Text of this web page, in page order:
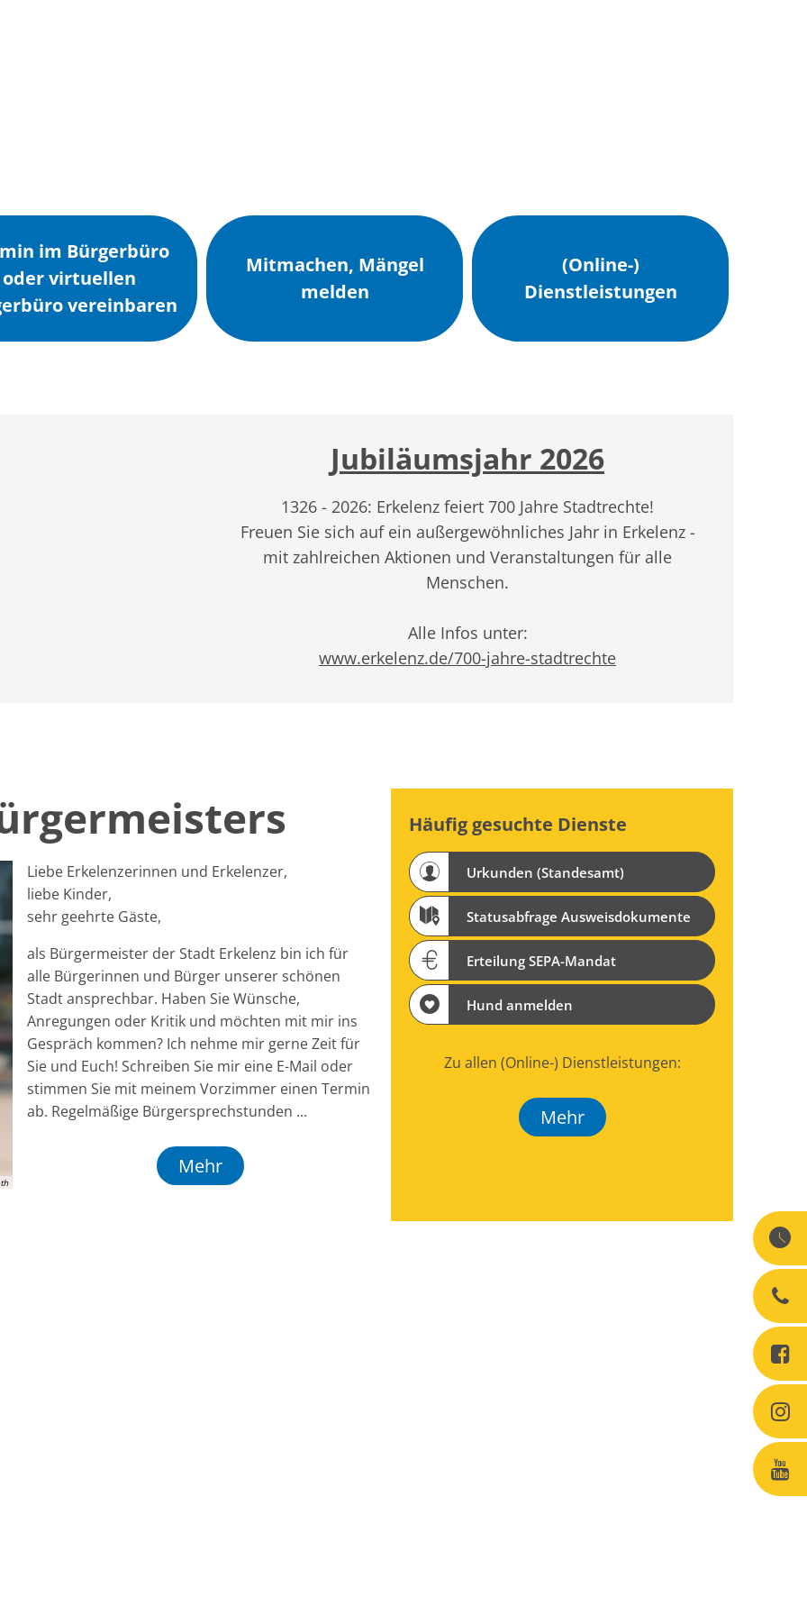
im Bürgerbüro
oder virtuellen
vereinbaren
Mitmachen, Mängel
melden
(Online-)
Dienstleistungen
Jubiläumsjahr 2026
1326 - 2026: Erkelenz feiert 700 Jahre Stadtrechte!
Freuen Sie sich auf ein außergewöhnliches Jahr in Erkelenz -
mit zahlreichen Aktionen und Veranstaltungen für alle
Menschen.
Alle Infos unter:
www.erkelenz.de/700-jahre-stadtrechte
Liebe Erkelenzerinnen und Erkelenzer,
liebe Kinder,
sehr geehrte Gäste,
als Bürgermeister der Stadt Erkelenz bin ich für
alle Bürgerinnen und Bürger unserer schönen
Stadt ansprechbar. Haben Sie Wünsche,
Anregungen oder Kritik und möchten mit mir ins
Gespräch kommen? Ich nehme mir gerne Zeit für
Sie und Euch! Schreiben Sie mir eine E-Mail oder
stimmen Sie mit meinem Vorzimmer einen Termin
ab. Regelmäßige Bürgersprechstunden ...
Mehr
Häufig gesuchte Dienste
Urkunden (Standesamt)
Statusabfrage Ausweisdokumente
Erteilung SEPA-Mandat
Hund anmelden
Zu allen (Online-) Dienstleistungen:
Mehr